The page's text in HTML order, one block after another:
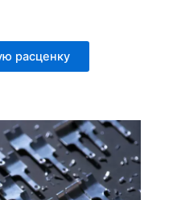
расценку